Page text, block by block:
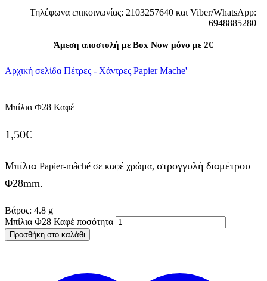
Τηλέφωνα επικοινωνίας: 2103257640 και Viber/WhatsApp:
6948885280
Άμεση αποστολή με Box Now μόνο με 2€
Αρχική σελίδα Πέτρες - Χάντρες Papier Mache'
Μπίλια Φ28 Καφέ
1,50€
Μπίλια Papier-mâché σε καφέ χρώμα, στρογγυλή διαμέτρου
Φ28mm.
Βάρος: 4.8 g
Μπίλια Φ28 Καφέ ποσότητα
Προσθήκη στο καλάθι